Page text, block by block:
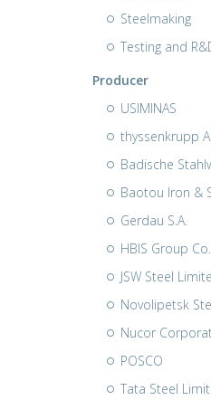
Steelmaking
Testing and
Producer
USIMINAS
thyssenkrupp
Badische
Baotou Iron &
Gerdau S.A.
HBIS Group
JSW Steel
Novolipetsk
Nucor
POSCO
Tata Steel